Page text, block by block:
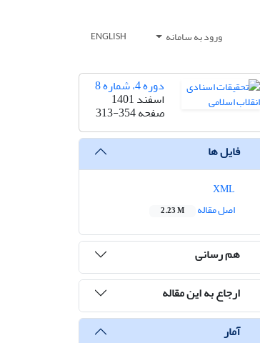
ورود به سامانه ENGLISH
دوره 4، شماره 8
اسفند 1401
صفحه313-354
فایل ها
اصل مقاله
2.23 M
هم رسانی
ارجاع به این مقاله
آمار